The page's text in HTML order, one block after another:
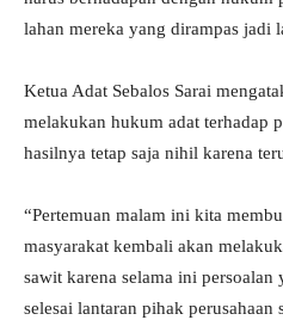
lahan mereka yang dirampas jadi
Ketua Adat Sebalos Sarai
melakukan hukum adat terhadap
hasilnya tetap saja nihil karena
“Pertemuan malam ini kita
masyarakat kembali akan
sawit karena selama ini
selesai lantaran pihak